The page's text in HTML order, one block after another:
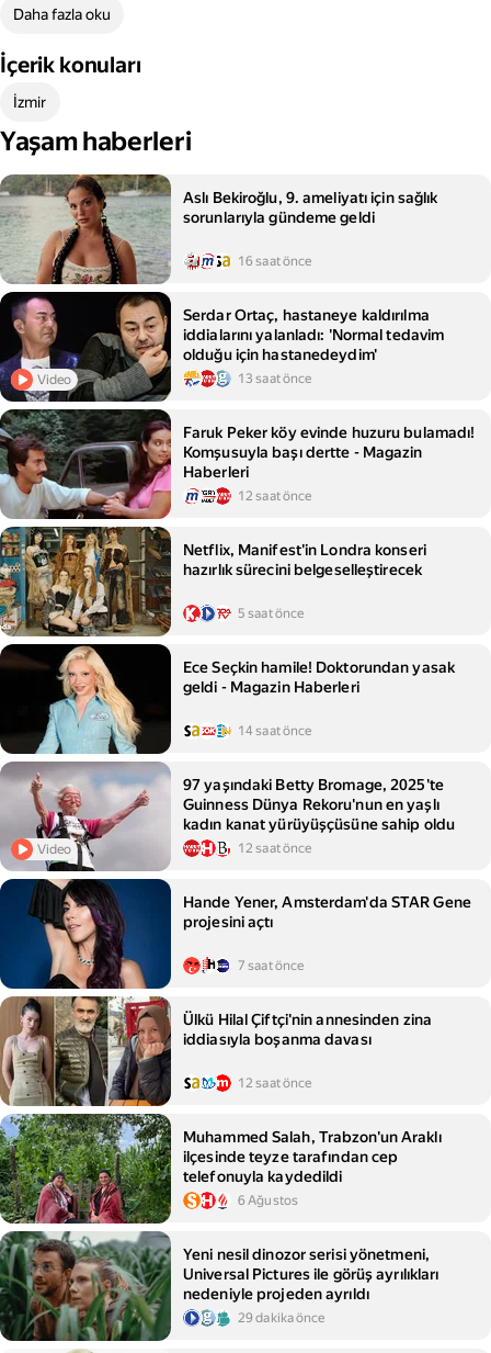
Daha fazla oku
İçerik konuları
İzmir
Yaşam haberleri
Aslı Bekiroğlu, 9. ameliyatı için sağlık
sorunlarıyla gündeme geldi
16 saat önce
Video
Serdar Ortaç, hastaneye kaldırılma
iddialarını yalanladı: 'Normal tedavim
olduğu için hastanedeydim'
13 saat önce
Faruk Peker köy evinde huzuru bulamadı!
Komşusuyla başı dertte - Magazin
Haberleri
12 saat önce
Netflix, Manifest'in Londra konseri
hazırlık sürecini belgeselleştirecek
5 saat önce
Ece Seçkin hamile! Doktorundan yasak
geldi - Magazin Haberleri
14 saat önce
Video
97 yaşındaki Betty Bromage, 2025'te
Guinness Dünya Rekoru'nun en yaşlı
kadın kanat yürüyüşçüsüne sahip oldu
12 saat önce
Hande Yener, Amsterdam'da STAR Gene
projesini açtı
7 saat önce
Ülkü Hilal Çiftçi'nin annesinden zina
iddiasıyla boşanma davası
12 saat önce
Muhammed Salah, Trabzon'un Araklı
ilçesinde teyze tarafından cep
telefonuyla kaydedildi
6 Ağustos
Yeni nesil dinozor serisi yönetmeni,
Universal Pictures ile görüş ayrılıkları
nedeniyle projeden ayrıldı
29 dakika önce